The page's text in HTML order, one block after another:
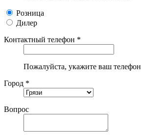
Розница
Дилер
Контактный телефон *
Пожалуйста, укажите ваш телефон
Город *
Вопрос